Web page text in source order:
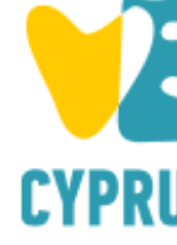
You are here: Home
TAVERNA TO
TAVERNA